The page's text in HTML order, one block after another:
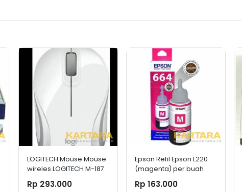
LOGITECH Mouse Mouse
wireles LOGITECH M-187
Rp 293.000
Epson Refil Epson L220
(magenta) per buah
Rp 163.000